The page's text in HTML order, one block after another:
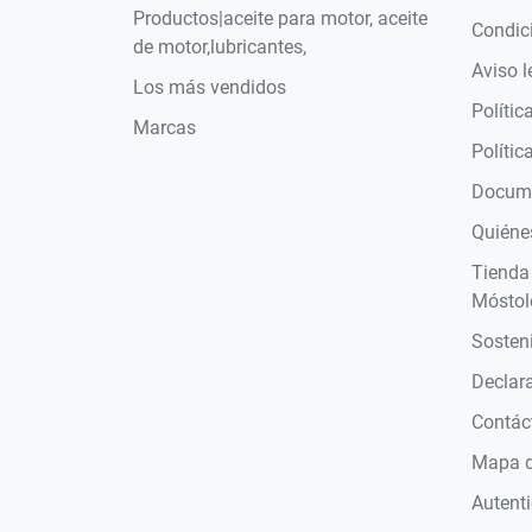
Productos|aceite para motor, aceite
de motor,lubricantes,
Los más vendidos
Marcas
Aviso
Mapa